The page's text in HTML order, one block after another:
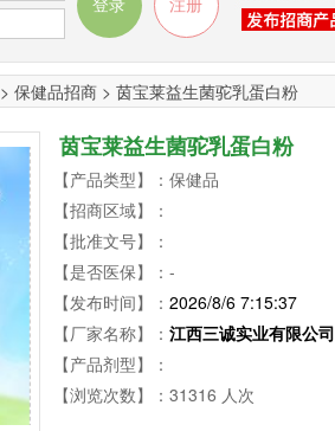
> 保健品招商 > 茵宝莱益生菌驼乳蛋白粉
茵宝莱益生菌驼乳蛋白粉
【产品类型】：保健品
【招商区域】：
【批准文号】：
【是否医保】：-
【发布时间】： 2026/8/6 7:15:37
【厂家名称】： 江西三诚实业有限公司
【产品剂型】：
【浏览次数】：31316 人次